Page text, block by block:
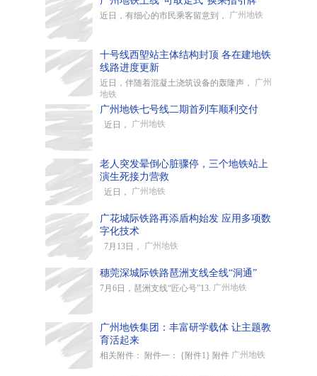
近日，有细心的市民乘客留意到， 广州地铁
十号线西塱站主体结构封顶 各在建地铁
线路进度更新
近日，伴随着混凝土浇筑设备的轰隆声， 广州
地铁
广州地铁七号线二期首列车顺利交付
近日， 广州地铁
老人突发晕倒心脏骤停，三个地铁站上
演生死接力营救
近日， 广州地铁
广花城际铁路再添盾构始发 应用多项数
字化技术
7月13日， 广州地铁
穗莞深城际铁路琶洲支线全线“洞通”
7月6日，琶洲支线“匠心号”13. 广州地铁
广州地铁集团：丰富研学载体 让主题教
育活起来
相关附件： 附件一： {附件1} 附件 广州地铁